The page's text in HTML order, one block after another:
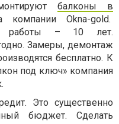
балконы в
Okna-gold.
работы – 10 лет.
Замеры, демонтаж
бесплатно. К
под ключ» компания
Это существенно
бюджет. Сделать